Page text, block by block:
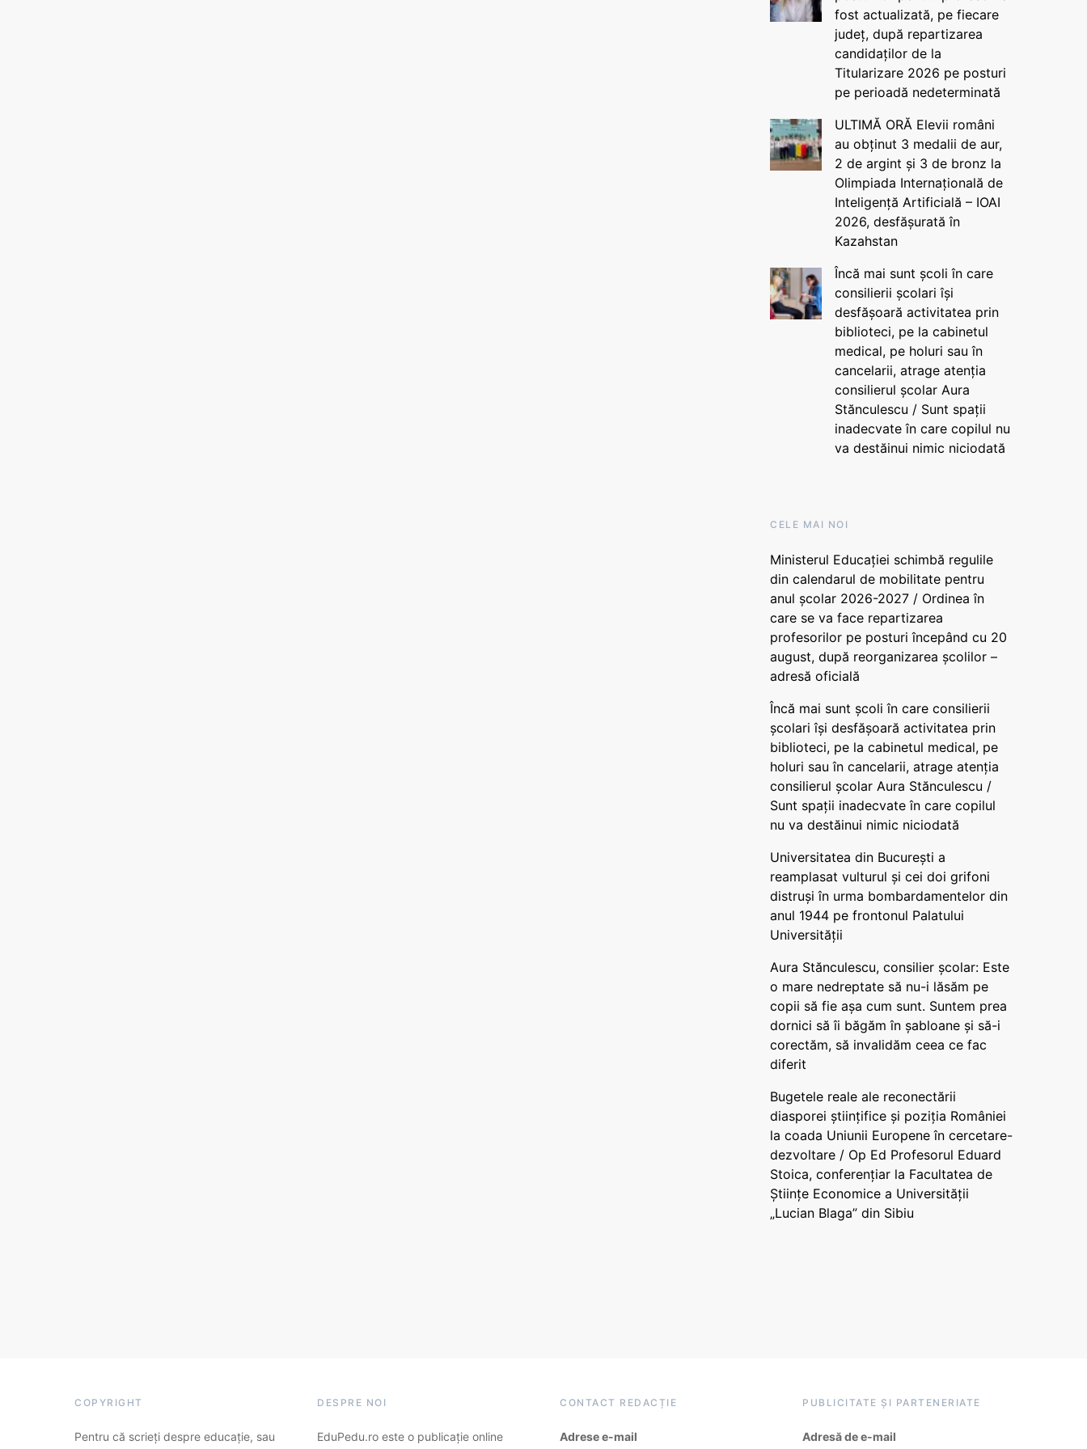
fost actualizată, pe fiecare
județ, după repartizarea
candidaților de la
Titularizare 2026 pe posturi
pe perioadă nedeterminată
ULTIMĂ ORĂ Elevii români
au obținut 3 medalii de aur,
2 de argint și 3 de bronz la
Olimpiada Internațională de
Inteligență Artificială – IOAI
2026, desfășurată în
Kazahstan
Încă mai sunt școli în care
consilierii școlari își
desfășoară activitatea prin
biblioteci, pe la cabinetul
medical, pe holuri sau în
cancelarii, atrage atenția
consilierul școlar Aura
Stănculescu / Sunt spații
inadecvate în care copilul nu
va destăinui nimic niciodată
CELE MAI NOI
Ministerul Educației schimbă regulile
din calendarul de mobilitate pentru
anul școlar 2026-2027 / Ordinea în
care se va face repartizarea
profesorilor pe posturi începând cu 20
august, după reorganizarea școlilor –
adresă oficială
Încă mai sunt școli în care consilierii
școlari își desfășoară activitatea prin
biblioteci, pe la cabinetul medical, pe
holuri sau în cancelarii, atrage atenția
consilierul școlar Aura Stănculescu /
Sunt spații inadecvate în care copilul
nu va destăinui nimic niciodată
Universitatea din București a
reamplasat vulturul și cei doi grifoni
distruși în urma bombardamentelor din
anul 1944 pe frontonul Palatului
Universității
Aura Stănculescu, consilier școlar: Este
o mare nedreptate să nu-i lăsăm pe
copii să fie așa cum sunt. Suntem prea
dornici să îi băgăm în șabloane și să-i
corectăm, să invalidăm ceea ce fac
diferit
Bugetele reale ale reconectării
diasporei științifice și poziția României
la coada Uniunii Europene în cercetare-
dezvoltare / Op Ed Profesorul Eduard
Stoica, conferențiar la Facultatea de
Științe Economice a Universității
„Lucian Blaga” din Sibiu
COPYRIGHT
Pentru că scrieți despre educație, sau
DESPRE NOI
EduPedu.ro este o publicație online
CONTACT REDACȚIE
Adrese e-mail
PUBLICITATE ȘI PARTENERIATE
Adresă de e-mail